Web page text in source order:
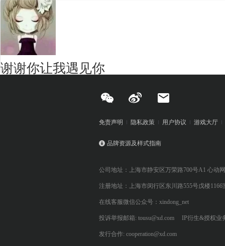
谢谢你让我遇见你
免责声明 隐私政策 用户协议 游戏大厅
品牌资源及样式指南
公司地址：上海市静安区万荣路700号A1 心动
注册地址：上海市闵行区东川路555号戊楼1166
在线客服微信公众号：xindong_net
投诉举报邮箱: tousu@xd.com IP衍生&授权业
发行合作: cooperation@xd.com